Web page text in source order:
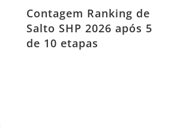
Contagem Ranking de
Salto SHP 2026 após 5
de 10 etapas